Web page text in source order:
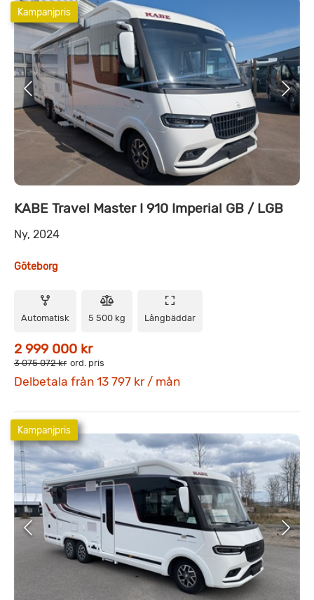
Kampanjpris
KABE Travel Master I 910 Imperial GB / LGB
Ny, 2024
Göteborg
Automatisk 5 500 kg Långbäddar
2 999 000 kr
3 075 072 kr ord. pris
Delbetala från 13 797 kr / mån
Kampanjpris